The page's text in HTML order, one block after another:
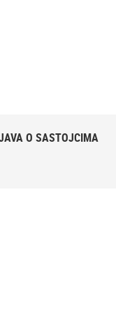
O SASTOJCIMA